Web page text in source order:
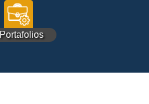
Portafolios